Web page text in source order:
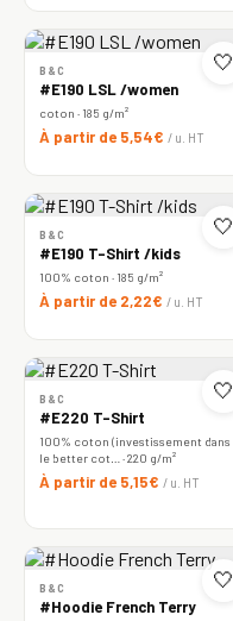
🤍
B&C
#E190 LSL /women
coton · 185 g/m²
À partir de 5,54€ / u. HT
🤍
B&C
#E190 T-Shirt /kids
100% coton · 185 g/m²
À partir de 2,22€ / u. HT
🤍
B&C
#E220 T-Shirt
100% coton (investissement dans
le better cot… · 220 g/m²
À partir de 5,15€ / u. HT
🤍
B&C
#Hoodie French Terry